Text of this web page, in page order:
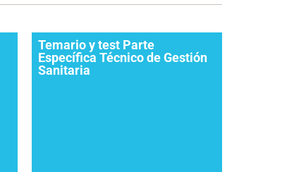
Temario y test Parte
Específica Técnico de Gestión
Sanitaria